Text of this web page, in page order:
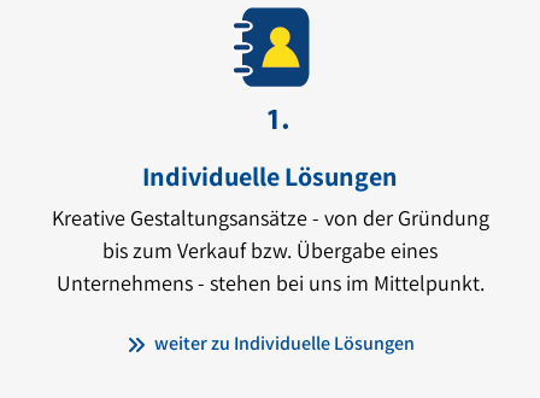
Individuelle Lösungen
Kreative Gestaltungsansätze - von der Gründung
bis zum Verkauf bzw. Übergabe eines
Unternehmens - stehen bei uns im Mittelpunkt.
weiter zu Individuelle Lösungen